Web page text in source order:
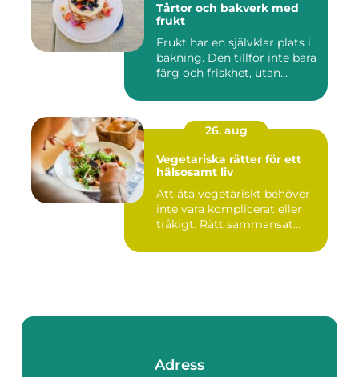
Tårtor och bakverk med
frukt
Frukt har en självklar plats i
bakning. Den tillför inte bara
färg och friskhet, utan...
26. aug
Vegetariska rätter för ett
hälsosamt liv
Att äta vegetariskt behöver
inte vara komplicerat eller
tråkigt. Rätt sammansat...
Adress